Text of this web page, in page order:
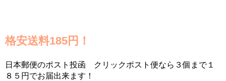
格安送料185円！
日本郵便のポスト投函 クリックポスト便なら３個まで１
８５円でお届出来ます！